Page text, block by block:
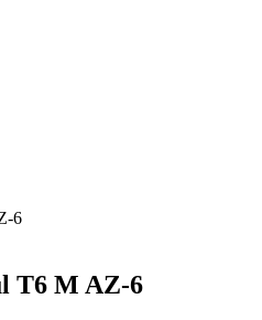
T6 M AZ-6